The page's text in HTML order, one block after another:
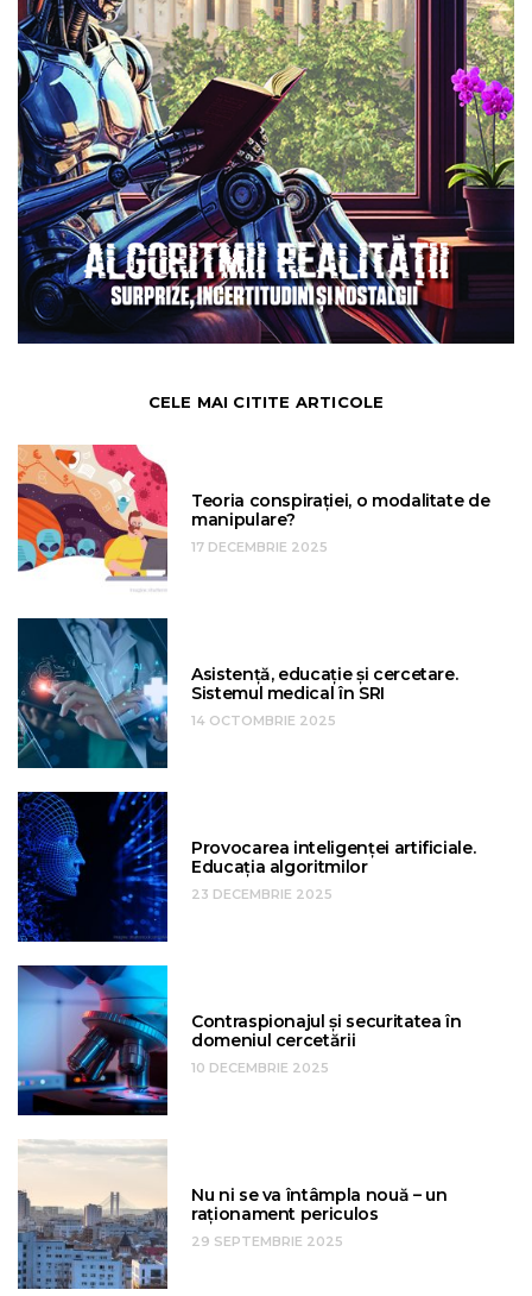
CELE MAI CITITE ARTICOLE
Teoria conspirației, o modalitate de
manipulare?
17 DECEMBRIE 2025
Asistență, educație și cercetare.
Sistemul medical în SRI
14 OCTOMBRIE 2025
Provocarea inteligenței artificiale.
Educația algoritmilor
23 DECEMBRIE 2025
Contraspionajul și securitatea în
domeniul cercetării
10 DECEMBRIE 2025
Nu ni se va întâmpla nouă – un
raționament periculos
29 SEPTEMBRIE 2025